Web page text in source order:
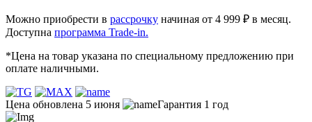
Можно приобрести в рассрочку начиная от 4 999 ₽ в месяц.
Доступна программа Trade-in.
*Цена на товар указана по специальному предложению при
оплате наличными.
Цена обновлена 5 июня Гарантия 1 год